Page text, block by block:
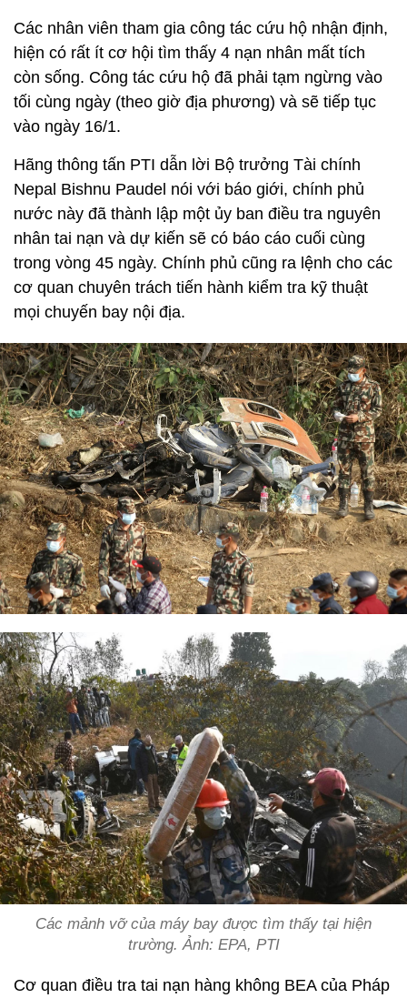
Các nhân viên tham gia công tác cứu hộ nhận định,
hiện có rất ít cơ hội tìm thấy 4 nạn nhân mất tích
còn sống. Công tác cứu hộ đã phải tạm ngừng vào
tối cùng ngày (theo giờ địa phương) và sẽ tiếp tục
vào ngày 16/1.
Hãng thông tấn PTI dẫn lời Bộ trưởng Tài chính
Nepal Bishnu Paudel nói với báo giới, chính phủ
nước này đã thành lập một ủy ban điều tra nguyên
nhân tai nạn và dự kiến sẽ có báo cáo cuối cùng
trong vòng 45 ngày. Chính phủ cũng ra lệnh cho các
cơ quan chuyên trách tiến hành kiểm tra kỹ thuật
mọi chuyến bay nội địa.
Các mảnh vỡ của máy bay được tìm thấy tại hiện
trường. Ảnh: EPA, PTI
Cơ quan điều tra tai nạn hàng không BEA của Pháp